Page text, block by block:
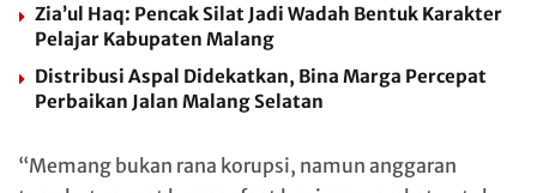
Zia’ul Haq: Pencak Silat Jadi Wadah Bentuk Karakter
Pelajar Kabupaten Malang
Distribusi Aspal Didekatkan, Bina Marga Percepat
Perbaikan Jalan Malang Selatan
“Memang bukan rana korupsi, namun anggaran